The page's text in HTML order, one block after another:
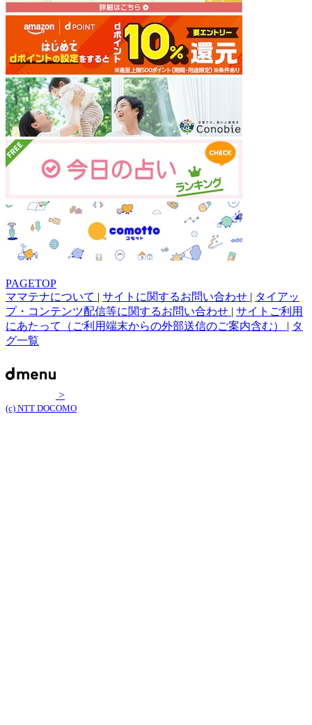
PAGETOP
ママテナについて | サイトに関するお問い合わせ | タイアッ
プ・コンテンツ配信等に関するお問い合わせ | サイトご利用
にあたって（ご利用端末からの外部送信のご案内含む） | タ
グ一覧
>
(c) NTT DOCOMO